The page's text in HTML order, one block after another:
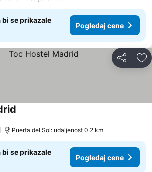
bi se prikazale
Pogledaj cene
Deli
Puerta del Sol: udaljenost 0.2 km
bi se prikazale
Pogledaj cene